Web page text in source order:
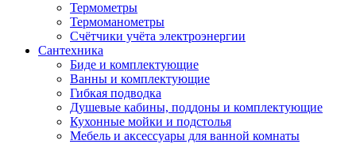
Термометры
Термоманометры
Счётчики учёта электроэнергии
Сантехника
Биде и комплектующие
Ванны и комплектующие
Гибкая подводка
Душевые кабины, поддоны и комплектующие
Кухонные мойки и подстолья
Мебель и аксессуары для ванной комнаты